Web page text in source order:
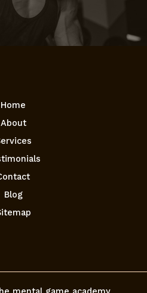
Home
About
Blog